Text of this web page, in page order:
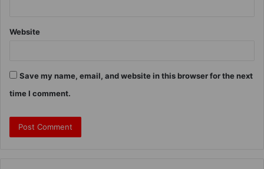
Website
Save my name, email, and website in this browser for the next
time I comment.